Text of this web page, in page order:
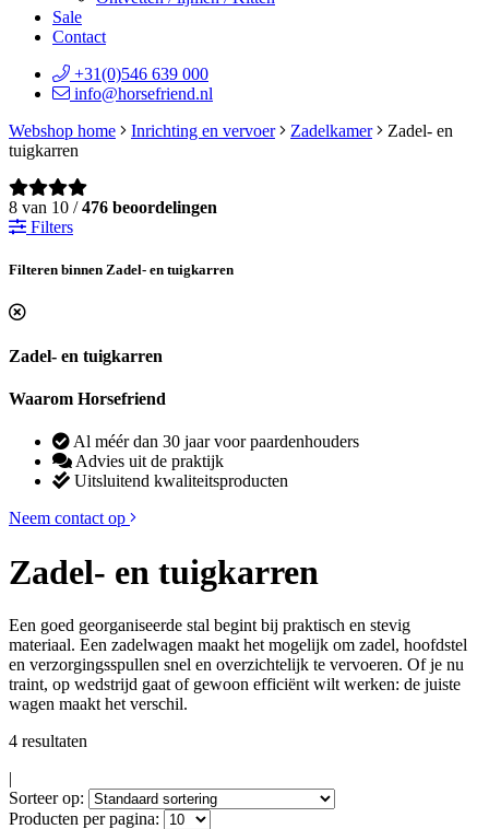
Sale
Contact
+31(0)546 639 000
info@horsefriend.nl
Webshop home
Inrichting en vervoer Zadelkamer
Zadel- en
tuigkarren
8 van 10 /476 beoordelingen
Filters
Filteren binnen Zadel- en tuigkarren
Zadel- en tuigkarren
Waarom Horsefriend
Al méér dan 30 jaar voor paardenhouders
Advies uit de praktijk
Uitsluitend kwaliteitsproducten
Neem contact op
Zadel- en tuigkarren
Een goed georganiseerde stal begint bij praktisch en stevig
materiaal. Een zadelwagen maakt het mogelijk om zadel, hoofdstel
en verzorgingsspullen snel en overzichtelijk te vervoeren. Of je nu
traint, op wedstrijd gaat of gewoon efficiënt wilt werken: de juiste
wagen maakt het verschil.
4 resultaten
|
Sorteer op:
Producten per pagina: